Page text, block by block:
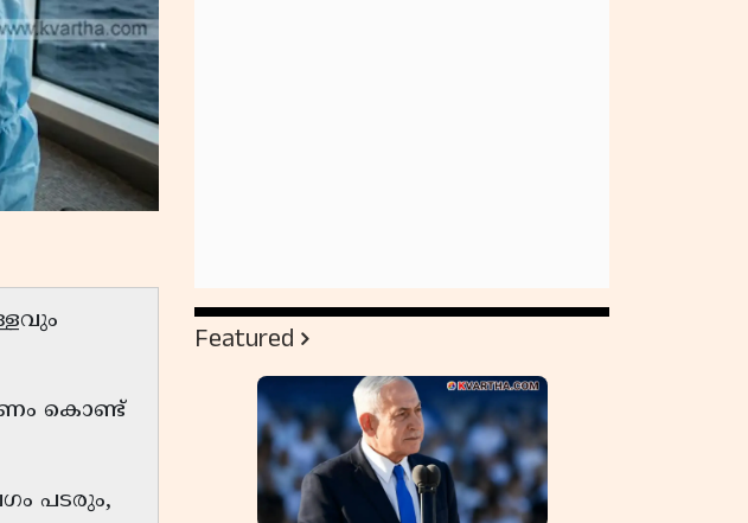
കൊണ്ട്
പടരും,
Featured